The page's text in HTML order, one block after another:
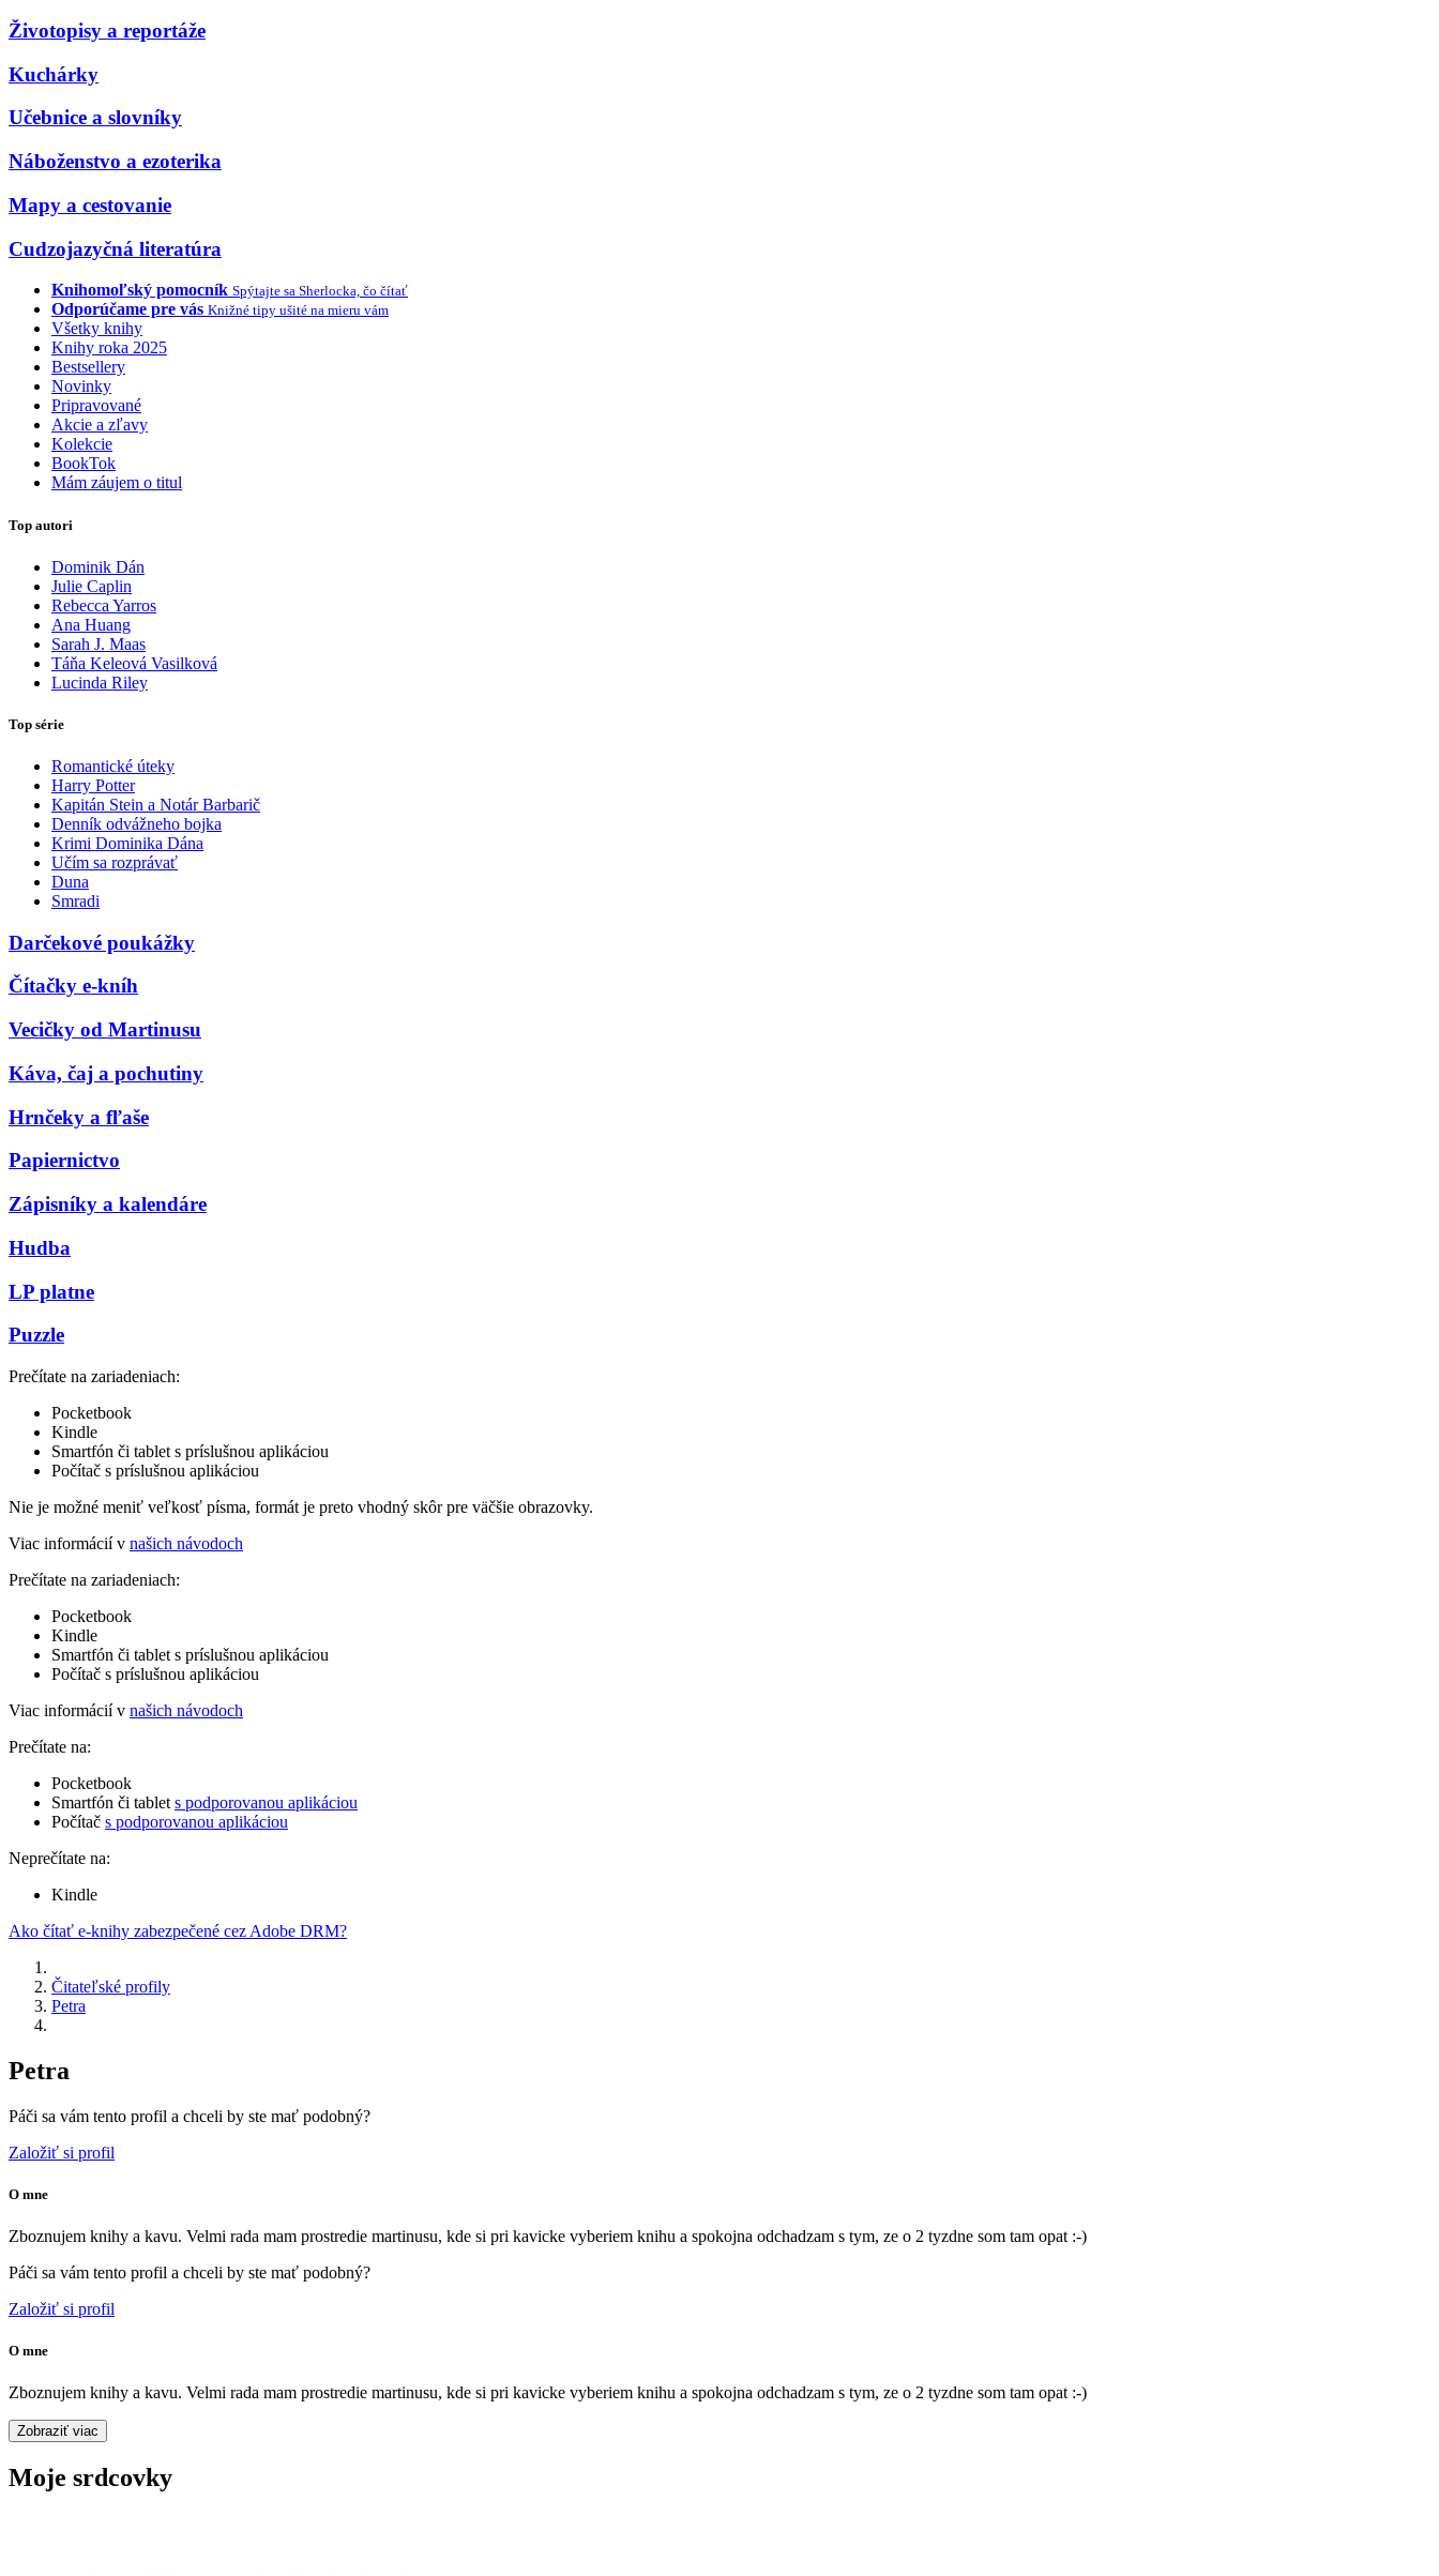
Životopisy a reportáže
Kuchárky
Učebnice a slovníky
Náboženstvo a ezoterika
Mapy a cestovanie
Cudzojazyčná literatúra
Knihomoľský pomocník Spýtajte sa Sherlocka, čo čítať
Odporúčame pre vás Knižné tipy ušité na mieru vám
Všetky knihy
Knihy roka 2025
Bestsellery
Novinky
Pripravované
Akcie a zľavy
Kolekcie
BookTok
Mám záujem o titul
Top autori
Dominik Dán
Julie Caplin
Rebecca Yarros
Ana Huang
Sarah J. Maas
Táňa Keleová Vasilková
Lucinda Riley
Top série
Romantické úteky
Harry Potter
Kapitán Stein a Notár Barbarič
Denník odvážneho bojka
Krimi Dominika Dána
Učím sa rozprávať
Duna
Smradi
Darčekové poukážky
Čítačky e-kníh
Vecičky od Martinusu
Káva, čaj a pochutiny
Hrnčeky a fľaše
Papiernictvo
Zápisníky a kalendáre
Hudba
LP platne
Puzzle
Prečítate na zariadeniach:
Pocketbook
Kindle
Smartfón či tablet s príslušnou aplikáciou
Počítač s príslušnou aplikáciou
Nie je možné meniť veľkosť písma, formát je preto vhodný skôr pre väčšie obrazovky.
Viac informácií v našich návodoch
Prečítate na zariadeniach:
Pocketbook
Kindle
Smartfón či tablet s príslušnou aplikáciou
Počítač s príslušnou aplikáciou
Viac informácií v našich návodoch
Prečítate na:
Pocketbook
Smartfón či tablet s podporovanou aplikáciou
Počítač s podporovanou aplikáciou
Neprečítate na:
Kindle
Ako čítať e-knihy zabezpečené cez Adobe DRM?
Čitateľské profily
Petra
Petra
Páči sa vám tento profil a chceli by ste mať podobný?
Založiť si profil
O mne
Zboznujem knihy a kavu. Velmi rada mam prostredie martinusu, kde si pri kavicke vyberiem knihu a spokojna odchadzam s tym, ze o 2 tyzdne som tam opat :-)
Páči sa vám tento profil a chceli by ste mať podobný?
Založiť si profil
O mne
Zboznujem knihy a kavu. Velmi rada mam prostredie martinusu, kde si pri kavicke vyberiem knihu a spokojna odchadzam s tym, ze o 2 tyzdne som tam opat :-)
Zobraziť viac
Moje srdcovky